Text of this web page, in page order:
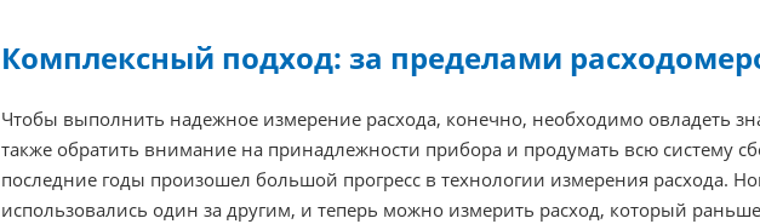
Комплексный подход: за пределами
Чтобы выполнить надежное измерение расхода, конечно, необходимо овладеть
также обратить внимание на принадлежности прибора и продумать всю систему
последние годы произошел большой прогресс в технологии измерения расхода.
использовались один за другим, и теперь можно измерить расход, который